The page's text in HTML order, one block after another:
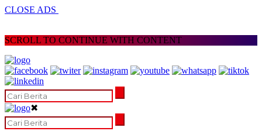
CLOSE ADS
SCROLL TO CONTINUE WITH CONTENT
✖